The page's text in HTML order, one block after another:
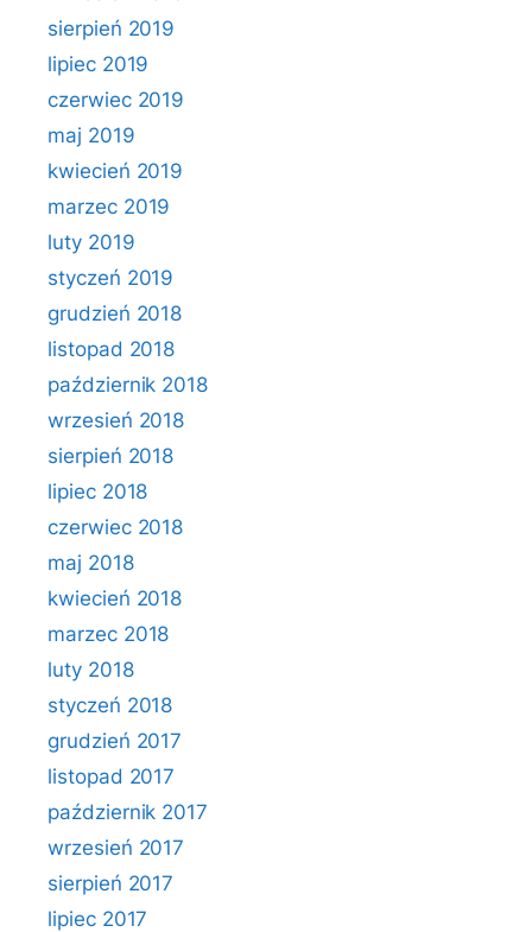
sierpień 2019
lipiec 2019
czerwiec 2019
maj 2019
kwiecień 2019
marzec 2019
luty 2019
styczeń 2019
grudzień 2018
listopad 2018
październik 2018
wrzesień 2018
sierpień 2018
lipiec 2018
czerwiec 2018
maj 2018
kwiecień 2018
marzec 2018
luty 2018
styczeń 2018
grudzień 2017
listopad 2017
październik 2017
wrzesień 2017
sierpień 2017
lipiec 2017